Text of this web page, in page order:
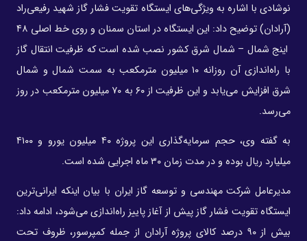
نوشادی با اشاره به ویژگی‌های ایستگاه تقویت فشار گاز شهید رفیعی‌راد
(آرادان) توضیح داد: این ایستگاه در استان سمنان و روی خط اصلی ۴۸
اینج شمال – شمال شرق کشور نصب شده است که ظرفیت انتقال گاز
با راه‌اندازی آن روزانه ۱۰ میلیون مترمکعب به سمت شمال و شمال
شرق افزایش می‌یابد و این ظرفیت از ۶۰ به ۷۰ میلیون مترمکعب در روز
می‌رسد.
به گفته وی، حجم سرمایه‌گذاری این پروژه ۴۰ میلیون یورو و ۴۱۰۰
میلیارد ریال بوده و در مدت زمان ۳۰ ماه اجرایی شده است.
مدیرعامل شرکت مهندسی و توسعه گاز ایران با بیان اینکه ایرانی‌ترین
ایستگاه تقویت فشار گاز پیش از آغاز پاییز راه‌اندازی می‌شود، ادامه داد:
بیش از ۹۰ درصد کالای پروژه آرادان از جمله کمپرسور، ظروف تحت